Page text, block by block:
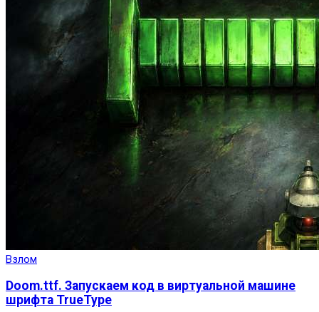
Взлом
Doom.ttf. Запускаем код в виртуальной машине
шрифта TrueType